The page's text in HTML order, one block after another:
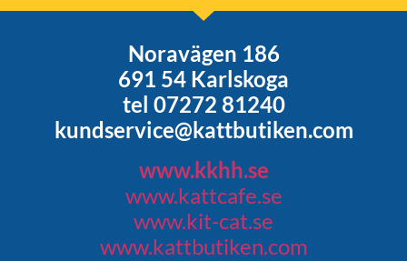
Noravägen 186
691 54 Karlskoga
tel 07272 81240
kundservice@kattbutiken.com
www.kkhh.se
www.kattcafe.se
www.kit-cat.se
www.kattbutiken.com